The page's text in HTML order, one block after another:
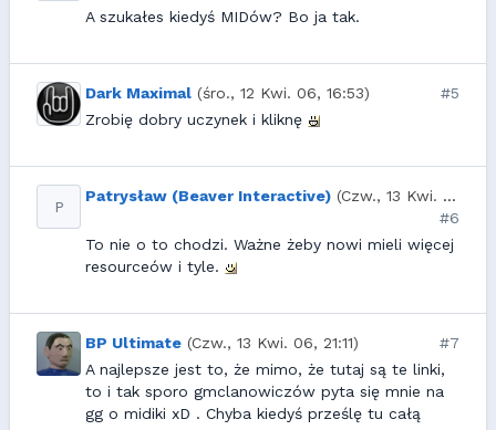
A szukałes kiedyś MIDów? Bo ja tak.
Dark Maximal (śro., 12 Kwi. 06, 16:53)
#5
Zrobię dobry uczynek i kliknę
P
Patrysław (Beaver Interactive) (Czw., 13 Kwi. 06, 09:57)
#6
To nie o to chodzi. Ważne żeby nowi mieli więcej
resourceów i tyle.
BP Ultimate (Czw., 13 Kwi. 06, 21:11)
#7
A najlepsze jest to, że mimo, że tutaj są te linki,
to i tak sporo gmclanowiczów pyta się mnie na
gg o midiki xD . Chyba kiedyś prześlę tu całą